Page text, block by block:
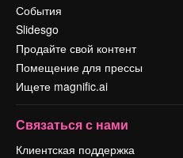
События
Slidesgo
Продайте свой контент
Помещение для прессы
Ищете magnific.ai
Связаться с нами
Клиентская поддержка